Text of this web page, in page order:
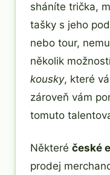
sháníte trička,
tašky s jeho
nebo tour,
několik
kousky, které
zároveň vám
tomuto
Některé české
prodej